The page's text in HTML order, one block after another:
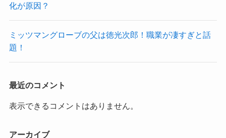
化が原因？
ミッツマングローブの父は徳光次郎！職業が凄すぎと話
題！
最近のコメント
表示できるコメントはありません。
アーカイブ